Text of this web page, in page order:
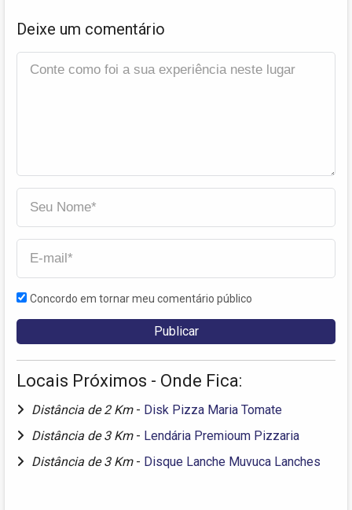
Deixe um comentário
Concordo em tornar meu comentário público
Locais Próximos - Onde Fica:
Distância de 2 Km - Disk Pizza Maria Tomate
Distância de 3 Km - Lendária Premioum Pizzaria
Distância de 3 Km - Disque Lanche Muvuca Lanches